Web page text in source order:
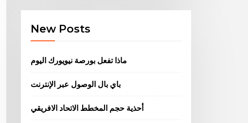
New Posts
ماذا تفعل بورصة نيويورك اليوم
باي بال الوصول عبر الإنترنت
أحذية حجم المخطط الاتحاد الافريقي